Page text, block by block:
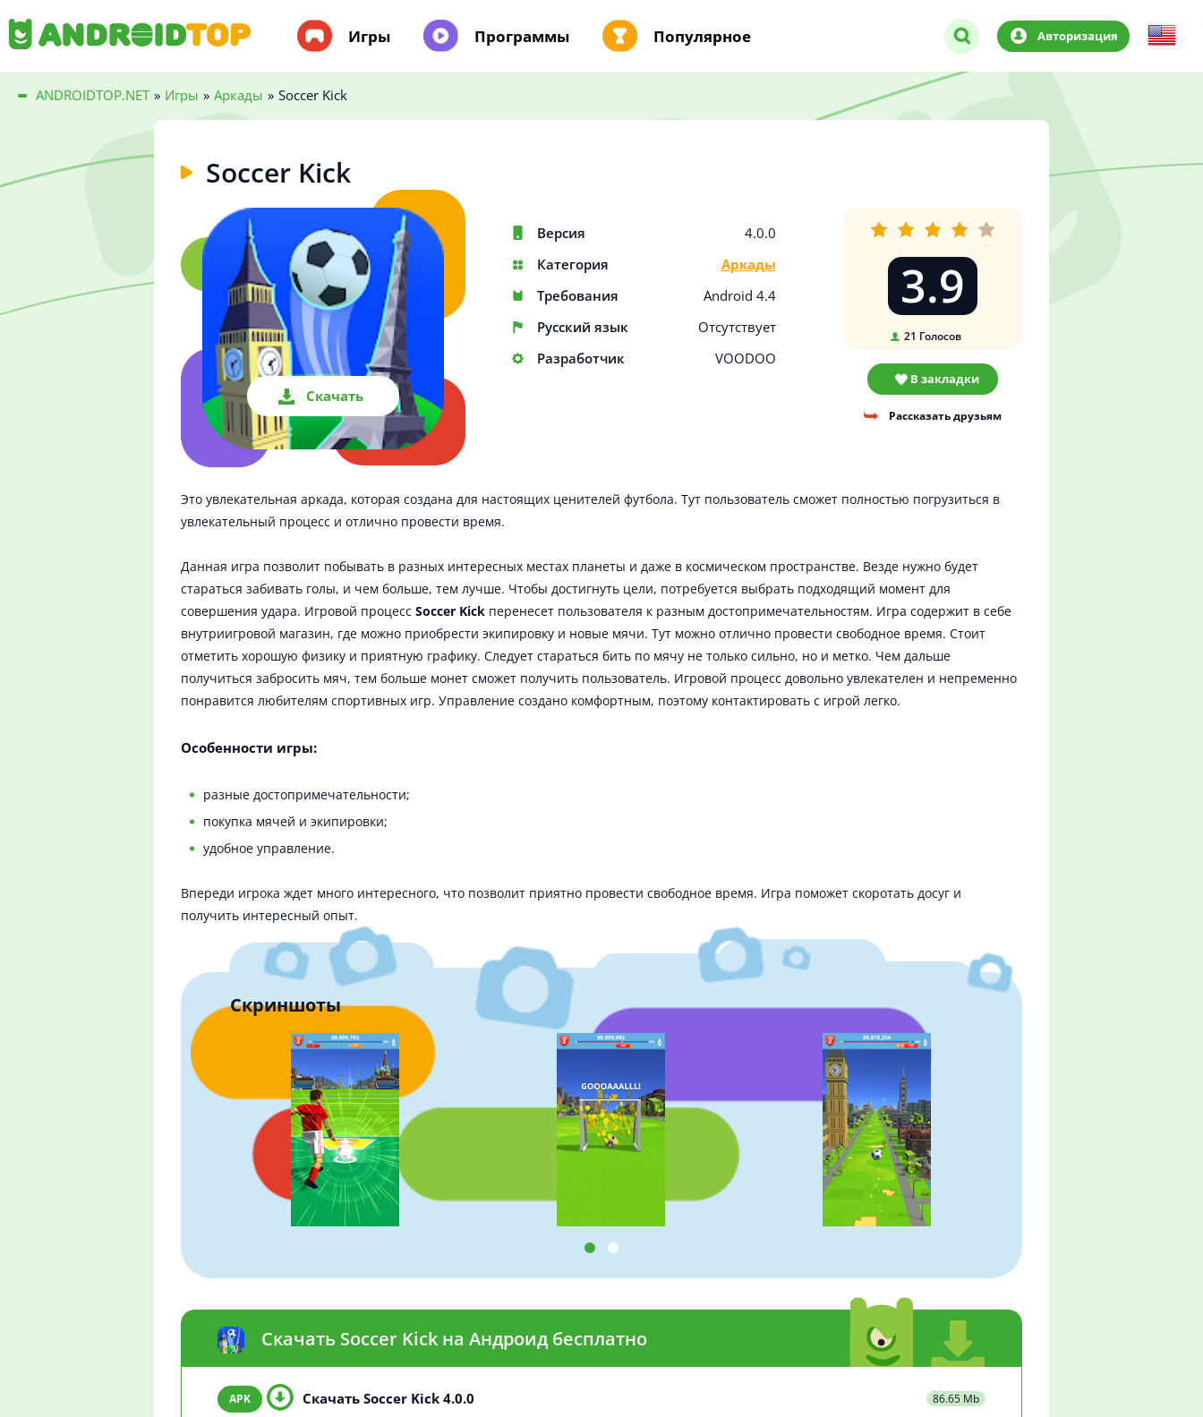
Игры Программы Популярное Авторизация
ANDROIDTOP.NET » Игры » Аркады » Soccer Kick
Soccer Kick
Скачать
Версия
4.0.0
Категория
Аркады
Требования
Android 4.4
Русский язык
Отсутствует
Разработчик
VOODOO
3.9
21 Голосов
В закладки
Рассказать друзьям
Это увлекательная аркада, которая создана для настоящих ценителей футбола. Тут пользователь сможет полностью погрузиться в
увлекательный процесс и отлично провести время.
Данная игра позволит побывать в разных интересных местах планеты и даже в космическом пространстве. Везде нужно будет
стараться забивать голы, и чем больше, тем лучше. Чтобы достигнуть цели, потребуется выбрать подходящий момент для
совершения удара. Игровой процесс Soccer Kick перенесет пользователя к разным достопримечательностям. Игра содержит в себе
внутриигровой магазин, где можно приобрести экипировку и новые мячи. Тут можно отлично провести свободное время. Стоит
отметить хорошую физику и приятную графику. Следует стараться бить по мячу не только сильно, но и метко. Чем дальше
получиться забросить мяч, тем больше монет сможет получить пользователь. Игровой процесс довольно увлекателен и непременно
понравится любителям спортивных игр. Управление создано комфортным, поэтому контактировать с игрой легко.
Особенности игры:
разные достопримечательности;
покупка мячей и экипировки;
удобное управление.
Впереди игрока ждет много интересного, что позволит приятно провести свободное время. Игра поможет скоротать досуг и
получить интересный опыт.
Скриншоты
Скачать Soccer Kick на Андроид бесплатно
Скачать Soccer Kick 4.0.0 86.65 Mb